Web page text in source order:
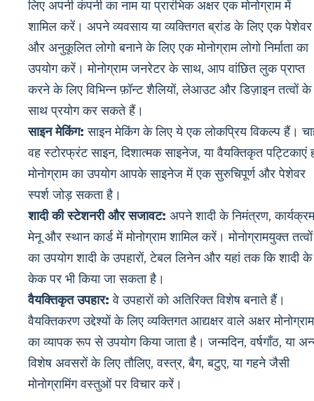
लिए अपनी कंपनी का नाम या प्रारंभिक अक्षर एक मोनोग्राम में
शामिल करें। अपने व्यवसाय या व्यक्तिगत ब्रांड के लिए एक पेशेवर
और अनुकूलित लोगो बनाने के लिए एक मोनोग्राम लोगो निर्माता का
उपयोग करें। मोनोग्राम जनरेटर के साथ, आप वांछित लुक प्राप्त
करने के लिए विभिन्न फ़ॉन्ट शैलियों, लेआउट और डिज़ाइन तत्वों के
साथ प्रयोग कर सकते हैं।
साइन मेकिंग: साइन मेकिंग के लिए ये एक लोकप्रिय विकल्प हैं।
वह स्टोरफ्रंट साइन, दिशात्मक साइनेज, या वैयक्तिकृत पट्टिकाएं
मोनोग्राम का उपयोग आपके साइनेज में एक सुरुचिपूर्ण और पेशेवर
स्पर्श जोड़ सकता है।
शादी की स्टेशनरी और सजावट: अपने शादी के निमंत्रण,
मेनू और स्थान कार्ड में मोनोग्राम शामिल करें। मोनोग्रामयुक्त तत्वों
का उपयोग शादी के उपहारों, टेबल लिनेन और यहां तक ​​कि शादी के
केक पर भी किया जा सकता है।
वैयक्तिकृत उपहार: वे उपहारों को अतिरिक्त विशेष बनाते हैं।
वैयक्तिकरण उद्देश्यों के लिए व्यक्तिगत आद्यक्षर वाले अक्षर मोनोग्राम
का व्यापक रूप से उपयोग किया जाता है। जन्मदिन, वर्षगाँठ, या
विशेष अवसरों के लिए तौलिए, वस्त्र, बैग, बटुए, या गहने जैसी
मोनोग्रामिंग वस्तुओं पर विचार करें।